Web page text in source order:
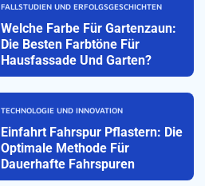
FALLSTUDIEN UND ERFOLGSGESCHICHTEN
Welche Farbe Für Gartenzaun:
Die Besten Farbtöne Für
Hausfassade Und Garten?
TECHNOLOGIE UND INNOVATION
Einfahrt Fahrspur Pflastern: Die
Optimale Methode Für
Dauerhafte Fahrspuren